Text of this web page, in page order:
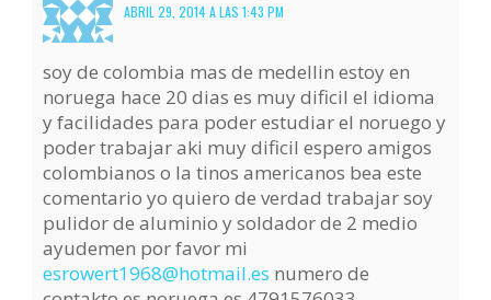
ABRIL 29, 2014 A LAS 1:43 PM
soy de colombia mas de medellin estoy en
noruega hace 20 dias es muy dificil el idioma
y facilidades para poder estudiar el noruego y
poder trabajar aki muy dificil espero amigos
colombianos o la tinos americanos bea este
comentario yo quiero de verdad trabajar soy
pulidor de aluminio y soldador de 2 medio
ayudemen por favor mi
esrowert1968@hotmail.es numero de